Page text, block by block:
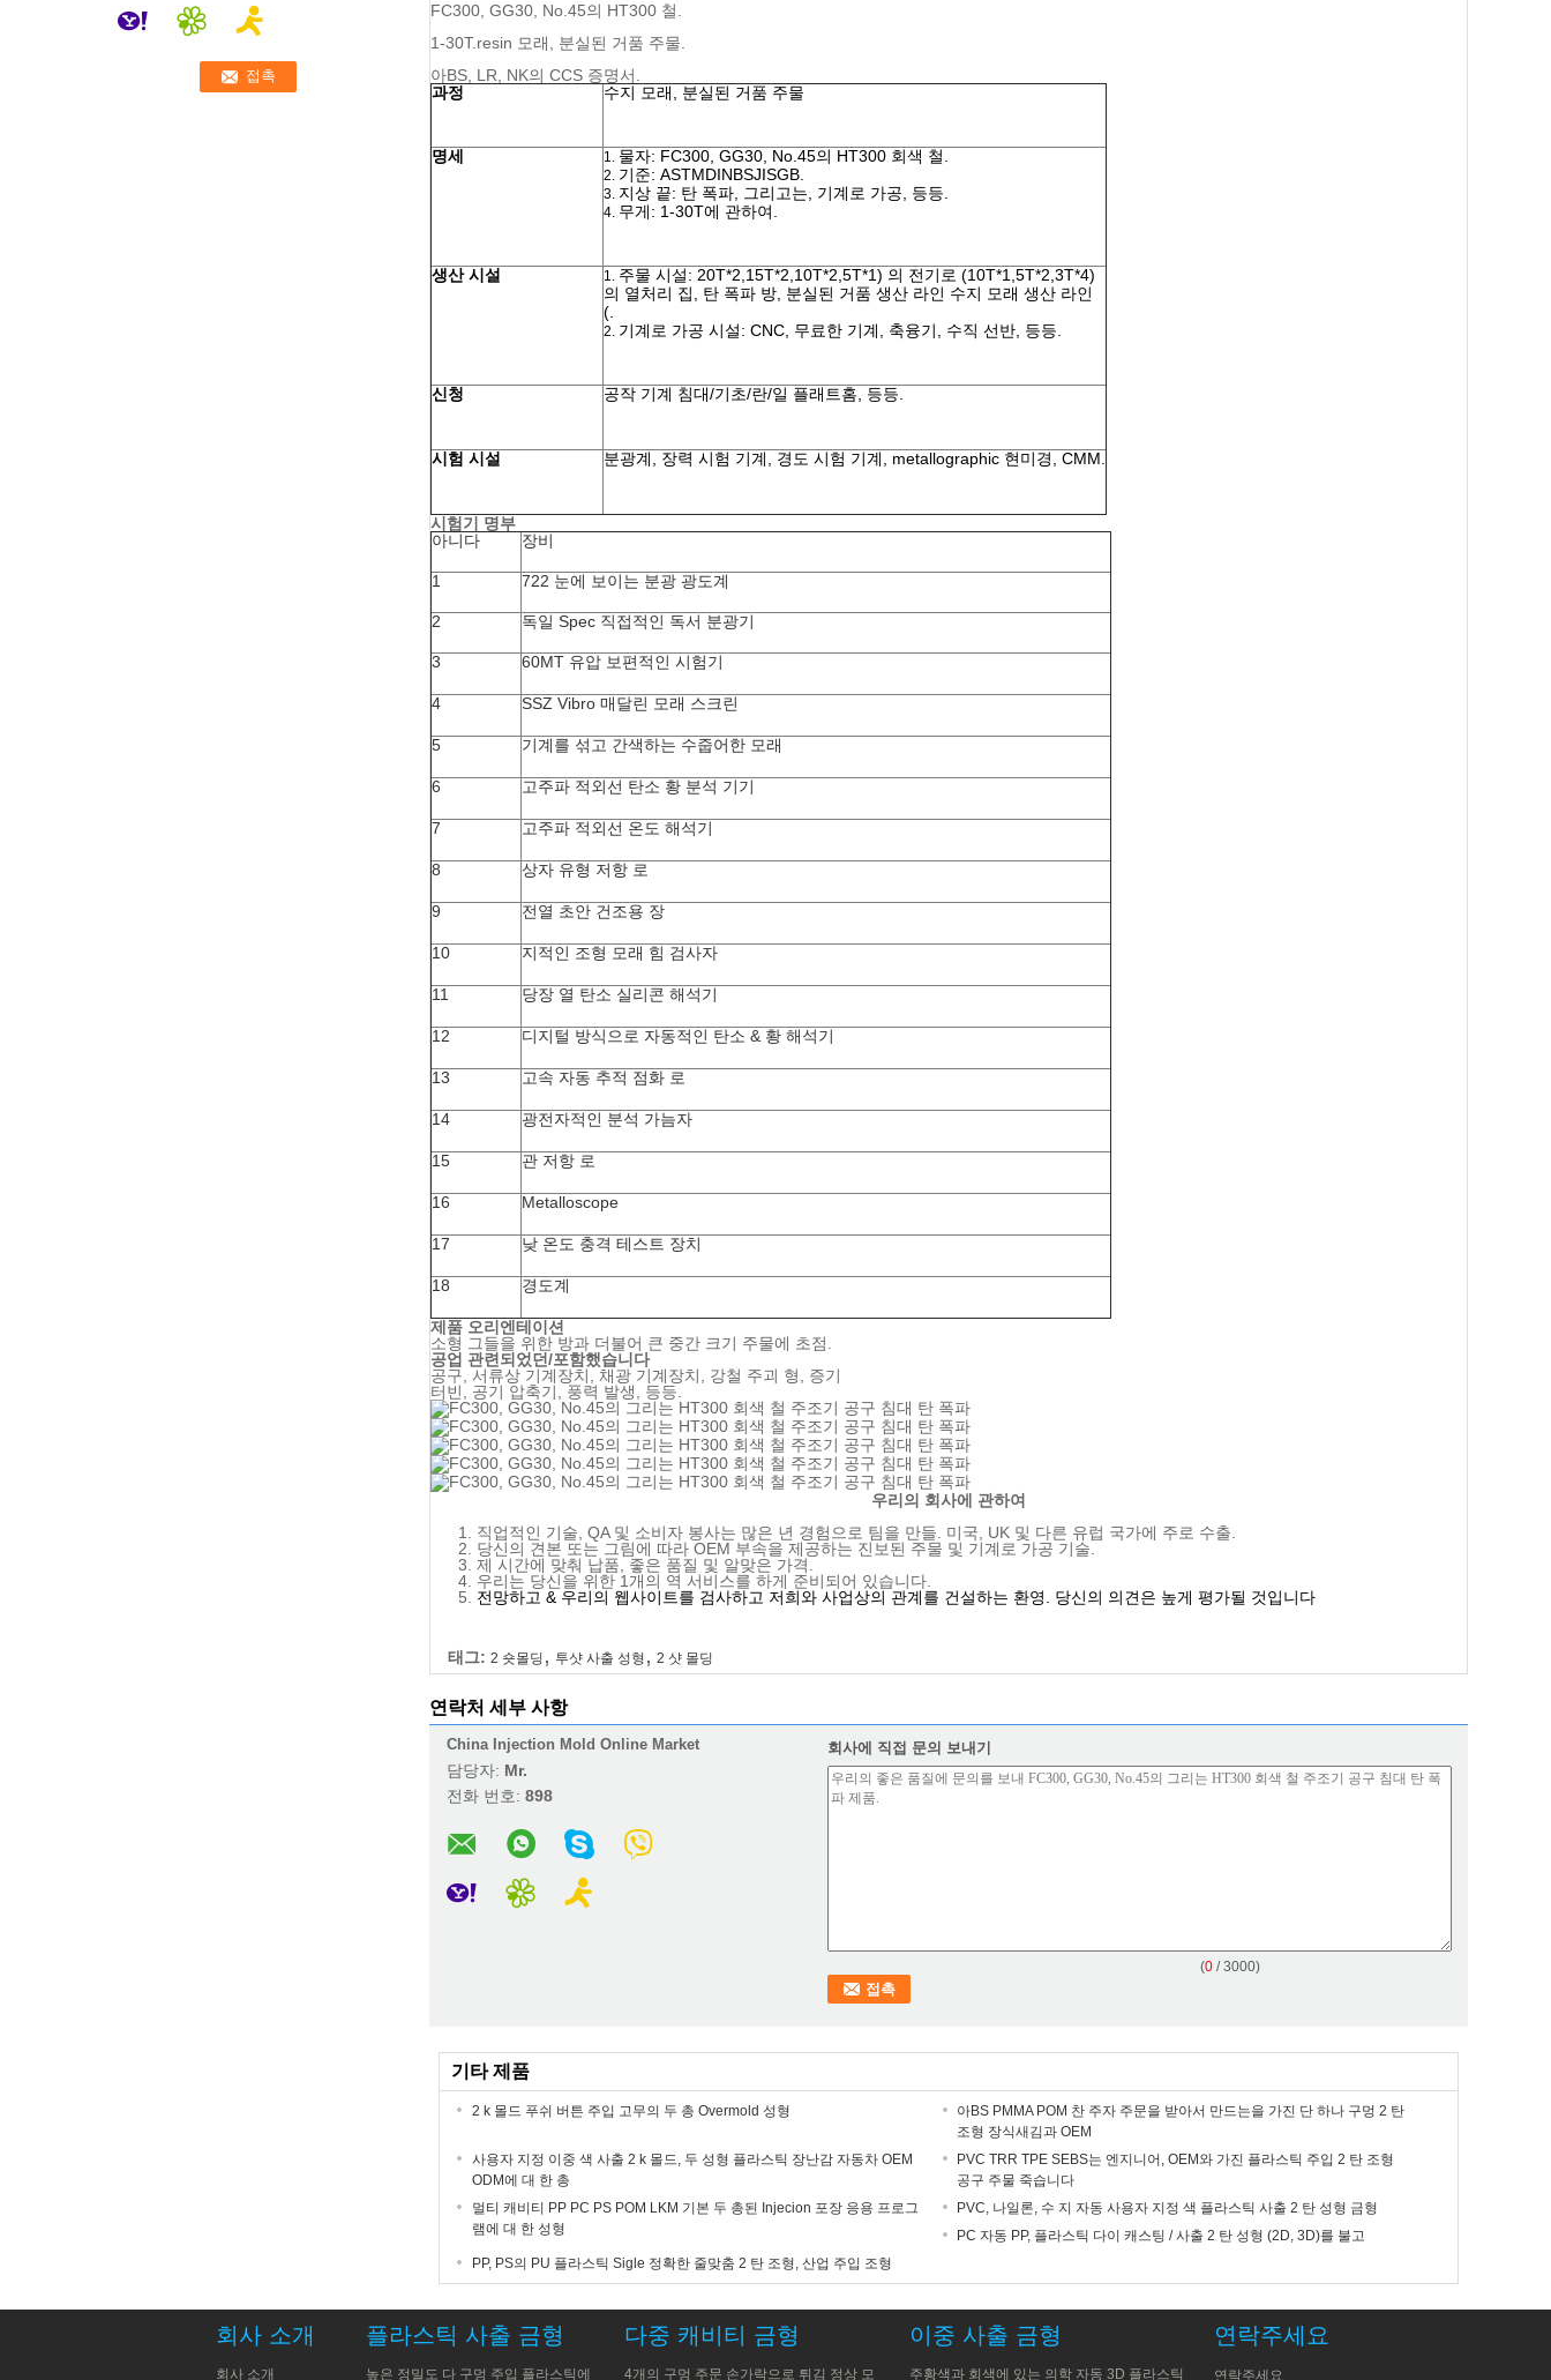
FC300, GG30, No.45의 HT300 철.
1-30T.resin 모래, 분실된 거품 주물.
아BS, LR, NK의 CCS 증명서.
과정
수지 모래, 분실된 거품 주물
명세 1. 물자: FC300, GG30, No.45의 HT300 회색 철.
2. 기준: ASTMDINBSJISGB.
3. 지상 끝: 탄 폭파, 그리고는, 기계로 가공, 등등.
4. 무게: 1-30T에 관하여.
생산 시설 1. 주물 시설: 20T*2,15T*2,10T*2,5T*1) 의 전기로 (10T*1,5T*2,3T*4)
의 열처리 집, 탄 폭파 방, 분실된 거품 생산 라인 수지 모래 생산 라인
(.
2. 기계로 가공 시설: CNC, 무료한 기계, 축융기, 수직 선반, 등등.
신청 공작 기계 침대/기초/란/일 플래트홈, 등등.
시험 시설 분광계, 장력 시험 기계, 경도 시험 기계, metallographic 현미경, CMM.
시험기 명부
아니다
장비
1 722 눈에 보이는 분광 광도계
2 독일 Spec 직접적인 독서 분광기
3 60MT 유압 보편적인 시험기
4 SSZ Vibro 매달린 모래 스크린
5 기계를 섞고 간색하는 수줍어한 모래
6 고주파 적외선 탄소 황 분석 기기
7 고주파 적외선 온도 해석기
8 상자 유형 저항 로
9 전열 초안 건조용 장
10 지적인 조형 모래 힘 검사자
11 당장 열 탄소 실리콘 해석기
12 디지털 방식으로 자동적인 탄소 & 황 해석기
13 고속 자동 추적 점화 로
14 광전자적인 분석 가늠자
15 관 저항 로
16 Metalloscope
17 낮 온도 충격 테스트 장치
18 경도계
제품 오리엔테이션
소형 그들을 위한 방과 더불어 큰 중간 크기 주물에 초점.
공업 관련되었던/포함했습니다
공구, 서류상 기계장치, 채광 기계장치, 강철 주괴 형, 증기
터빈, 공기 압축기, 풍력 발생, 등등.
우리의 회사에 관하여
직업적인 기술, QA 및 소비자 봉사는 많은 년 경험으로 팀을 만들. 미국, UK 및 다른 유럽 국가에 주로 수출.
당신의 견본 또는 그림에 따라 OEM 부속을 제공하는 진보된 주물 및 기계로 가공 기술.
제 시간에 맞춰 납품, 좋은 품질 및 알맞은 가격.
우리는 당신을 위한 1개의 역 서비스를 하게 준비되어 있습니다.
전망하고 & 우리의 웹사이트를 검사하고 저희와 사업상의 관계를 건설하는 환영. 당신의 의견은 높게 평가될 것입니다
태그: 2 숏몰딩 , 투샷 사출 성형 , 2 샷 몰딩
연락처 세부 사항
China Injection Mold Online Market
담당자: Mr.
전화 번호: 898
회사에 직접 문의 보내기
(0 / 3000)
기타 제품
2 k 몰드 푸쉬 버튼 주입 고무의 두 총 Overmold 성형
아BS PMMA POM 찬 주자 주문을 받아서 만드는을 가진 단 하나 구멍 2 탄
조형 장식새김과 OEM
사용자 지정 이중 색 사출 2 k 몰드, 두 성형 플라스틱 장난감 자동차 OEM
ODM에 대 한 총
PVC TRR TPE SEBS는 엔지니어, OEM와 가진 플라스틱 주입 2 탄 조형
공구 주물 죽습니다
멀티 캐비티 PP PC PS POM LKM 기본 두 총된 Injecion 포장 응용 프로그
램에 대 한 성형
PVC, 나일론, 수 지 자동 사용자 지정 색 플라스틱 사출 2 탄 성형 금형
PC 자동 PP, 플라스틱 다이 캐스팅 / 사출 2 탄 성형 (2D, 3D)를 불고
PP, PS의 PU 플라스틱 Sigle 정확한 줄맞춤 2 탄 조형, 산업 주입 조형
회사 소개
회사 소개
플라스틱 사출 금형
높은 정밀도 다 구멍 주입 플라스틱에
다중 캐비티 금형
4개의 구멍 주문 손가락으로 튀김 정상 모
이중 사출 금형
주황색과 회색에 있는 의학 자동 3D 플라스틱
연락주세요
연락주세요